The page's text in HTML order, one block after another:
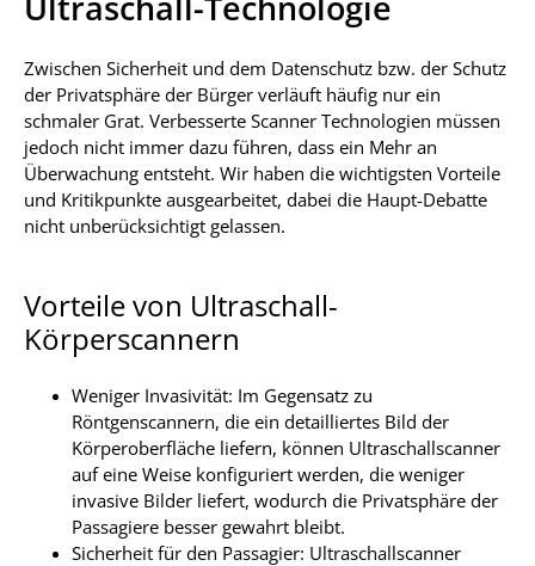
Ultraschall-Technologie
Zwischen Sicherheit und dem Datenschutz bzw. der Schutz
der Privatsphäre der Bürger verläuft häufig nur ein
schmaler Grat. Verbesserte Scanner Technologien müssen
jedoch nicht immer dazu führen, dass ein Mehr an
Überwachung entsteht. Wir haben die wichtigsten Vorteile
und Kritikpunkte ausgearbeitet, dabei die Haupt-Debatte
nicht unberücksichtigt gelassen.
Vorteile von Ultraschall-
Körperscannern
Weniger Invasivität: Im Gegensatz zu
Röntgenscannern, die ein detailliertes Bild der
Körperoberfläche liefern, können Ultraschallscanner
auf eine Weise konfiguriert werden, die weniger
invasive Bilder liefert, wodurch die Privatsphäre der
Passagiere besser gewahrt bleibt.
Sicherheit für den Passagier: Ultraschallscanner